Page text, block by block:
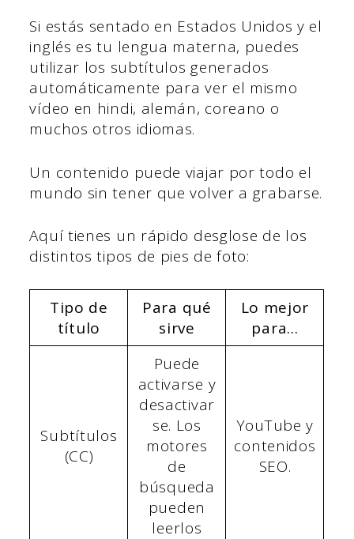
Si estás sentado en Estados Unidos y el
inglés es tu lengua materna, puedes
utilizar los subtítulos generados
automáticamente para ver el mismo
vídeo en hindi, alemán, coreano o
muchos otros idiomas.
Un contenido puede viajar por todo el
mundo sin tener que volver a grabarse.
Aquí tienes un rápido desglose de los
distintos tipos de pies de foto:
Tipo de
título
Para qué
sirve
Lo mejor
para...
Subtítulos
(CC)
Puede
activarse y
desactivar
se. Los
motores
de
búsqueda
pueden
leerlos
YouTube y
contenidos
SEO.